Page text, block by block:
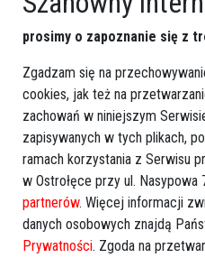
prosimy o zapoznanie się z
Zgadzam się na
cookies, jak też na
zachowań w niniejszym
zapisywanych w tych plikach,
ramach korzystania z Serwisu
w Ostrołęce przy ul. Nasypowa
partnerów. Więcej informacji
danych osobowych znajdą
Prywatności. Zgoda na